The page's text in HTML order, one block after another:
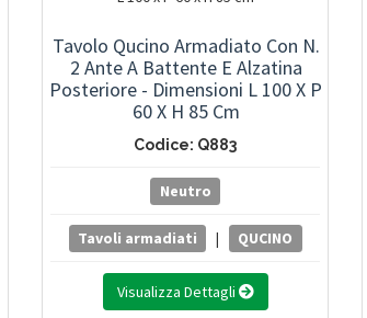
Tavolo Qucino Armadiato Con N.
2 Ante A Battente E Alzatina
Posteriore - Dimensioni L 100 X P
60 X H 85 Cm
Codice: Q883
Neutro
Tavoli armadiati | QUCINO
Visualizza Dettagli